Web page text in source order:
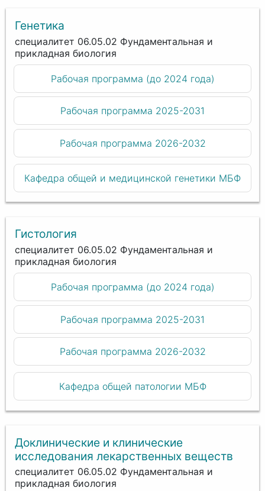
Генетика
специалитет 06.05.02 Фундаментальная и
прикладная биология
Рабочая программа (до 2024 года)
Рабочая программа 2025-2031
Рабочая программа 2026-2032
Кафедра общей и медицинской генетики МБФ
Гистология
специалитет 06.05.02 Фундаментальная и
прикладная биология
Рабочая программа (до 2024 года)
Рабочая программа 2025-2031
Рабочая программа 2026-2032
Кафедра общей патологии МБФ
Доклинические и клинические
исследования лекарственных веществ
специалитет 06.05.02 Фундаментальная и
прикладная биология